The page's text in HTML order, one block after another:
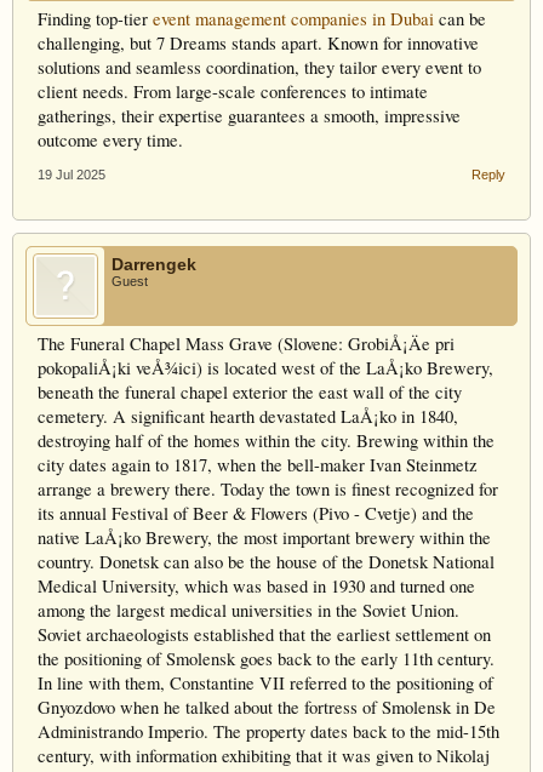
Finding top-tier event management companies in Dubai can be
challenging, but 7 Dreams stands apart. Known for innovative
solutions and seamless coordination, they tailor every event to
client needs. From large-scale conferences to intimate
gatherings, their expertise guarantees a smooth, impressive
outcome every time.
19 Jul 2025 Reply
Darrengek
Guest
The Funeral Chapel Mass Grave (Slovene: GrobiÅ¡Äe pri
pokopaliÅ¡ki veÅ¾ici) is located west of the LaÅ¡ko Brewery,
beneath the funeral chapel exterior the east wall of the city
cemetery. A significant hearth devastated LaÅ¡ko in 1840,
destroying half of the homes within the city. Brewing within the
city dates again to 1817, when the bell-maker Ivan Steinmetz
arrange a brewery there. Today the town is finest recognized for
its annual Festival of Beer & Flowers (Pivo - Cvetje) and the
native LaÅ¡ko Brewery, the most important brewery within the
country. Donetsk can also be the house of the Donetsk National
Medical University, which was based in 1930 and turned one
among the largest medical universities in the Soviet Union.
Soviet archaeologists established that the earliest settlement on
the positioning of Smolensk goes back to the early 11th century.
In line with them, Constantine VII referred to the positioning of
Gnyozdovo when he talked about the fortress of Smolensk in De
Administrando Imperio. The property dates back to the mid-15th
century, with information exhibiting that it was given to Nikolaj